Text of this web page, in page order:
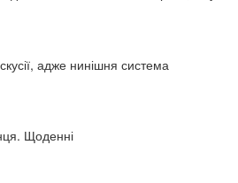
адже нинішня система
Щоденні